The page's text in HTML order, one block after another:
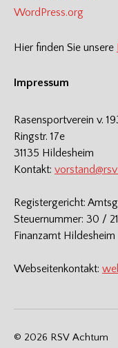
WordPress.org
Hier finden Sie unsere
Impressum
Rasensportverein v.
Ringstr. 17e
31135 Hildesheim
Kontakt:
Registergericht:
Steuernummer: 30 /
Finanzamt Hildesheim
Webseitenkontakt:
© 2026 RSV Achtum